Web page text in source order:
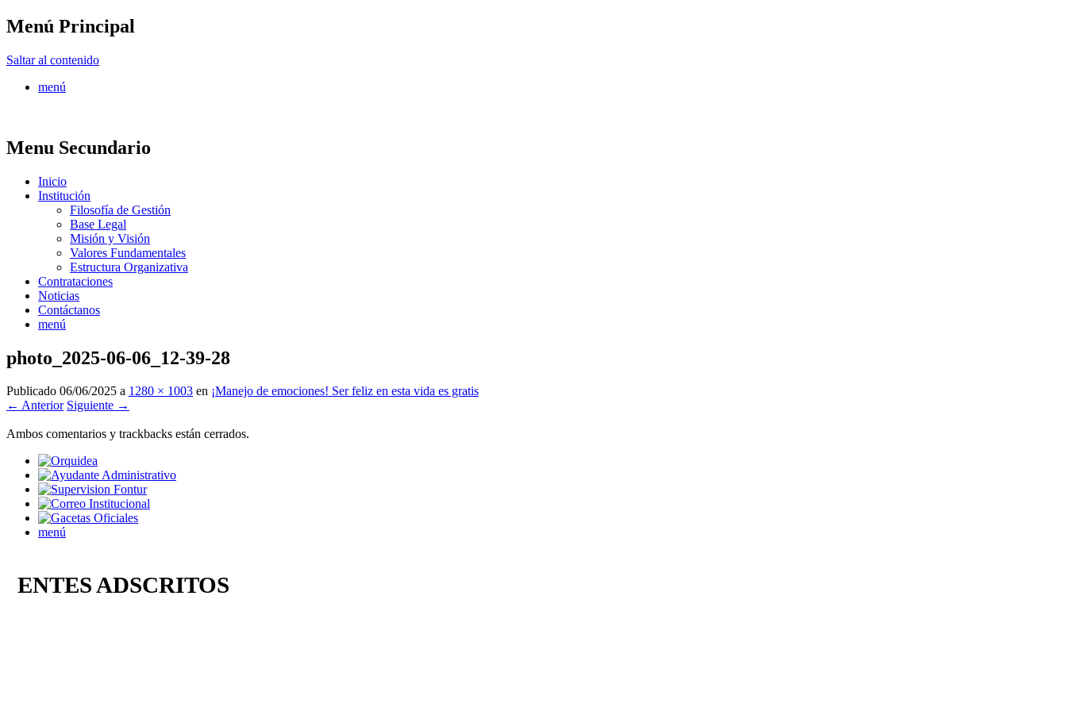
Menú Principal
Saltar al contenido
menú
Menu Secundario
Inicio
Institución
Filosofía de Gestión
Base Legal
Misión y Visión
Valores Fundamentales
Estructura Organizativa
Contrataciones
Noticias
Contáctanos
menú
photo_2025-06-06_12-39-28
Publicado 06/06/2025 a 1280 × 1003 en ¡Manejo de emociones! Ser feliz en esta vida es gratis
← Anterior Siguiente →
Ambos comentarios y trackbacks están cerrados.
menú
ENTES ADSCRITOS